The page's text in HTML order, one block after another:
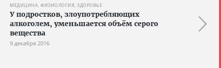
МЕДИЦИНА, ФИЗИОЛОГИЯ, ЗДОРОВЬЕ
У подростков, злоупотребляющих
алкоголем, уменьшается объём серого
вещества
9 декабря 2016